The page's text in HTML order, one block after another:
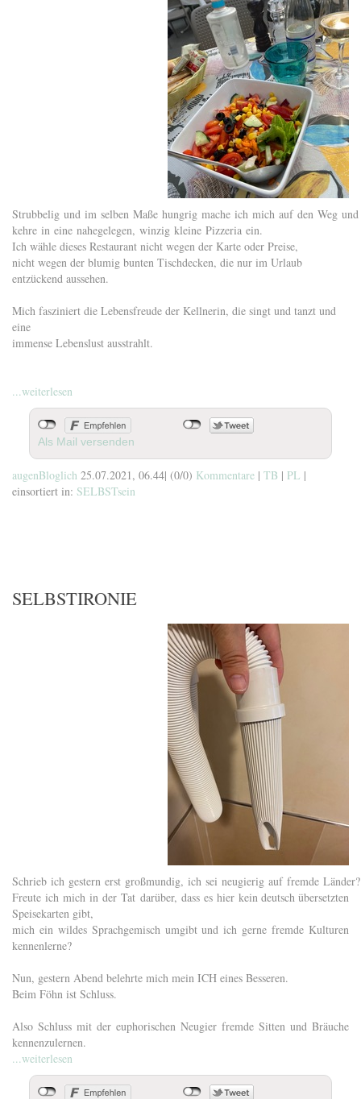
Strubbelig und im selben Maße hungrig mache ich mich auf den Weg
kehre in eine nahegelegen, winzig kleine Pizzeria ein.
Ich wähle dieses Restaurant nicht wegen der Karte oder Preise,
nicht wegen der blumig bunten Tischdecken, die nur im Urlaub
entzückend aussehen.
Mich fasziniert die Lebensfreude der Kellnerin, die singt und tanzt und
eine
immense Lebenslust ausstrahlt.
...weiterlesen
Als Mail versenden
augenBloglich 25.07.2021, 06.44| (0/0) Kommentare | TB | PL |
einsortiert in: SELBSTsein
SELBSTIRONIE
Schrieb ich gestern erst großmundig, ich sei neugierig auf fremde
Freute ich mich in der Tat darüber, dass es hier kein deutsch übersetzten
Speisekarten gibt,
mich ein wildes Sprachgemisch umgibt und ich gerne fremde Kulturen
kennenlerne?
Nun, gestern Abend belehrte mich mein ICH eines Besseren.
Beim Föhn ist Schluss.
Also Schluss mit der euphorischen Neugier fremde Sitten und Bräuche
kennenzulernen.
...weiterlesen